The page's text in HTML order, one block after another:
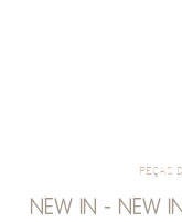
PEÇAS
NEW IN - NEW